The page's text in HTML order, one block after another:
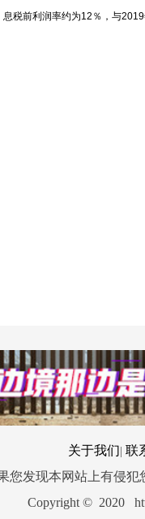
税前利润率约为12％，与2019
关于我们 联
您发现本网站上有侵
Copyright © 2020